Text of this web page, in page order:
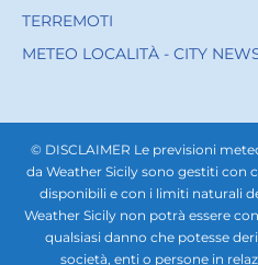
TERREMOTI
METEO LOCALITÀ - CITY
© DISCLAIMER Le previsioni
da Weather Sicily sono gestiti
disponibili e con i limiti naturali
Weather Sicily non potrà essere
qualsiasi danno che potesse
società, enti o persone in